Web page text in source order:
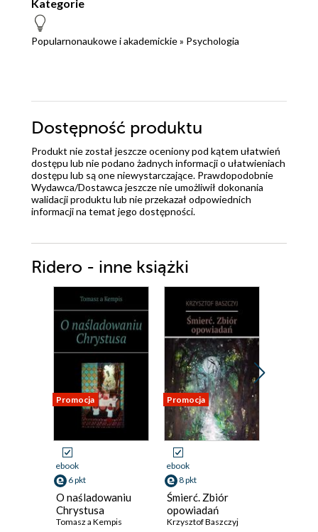
Kategorie
Popularnonaukowe i akademickie» Psychologia
Dostępność produktu
Produkt nie został jeszcze oceniony pod kątem ułatwień
dostępu lub nie podano żadnych informacji o ułatwieniach
dostępu lub są one niewystarczające. Prawdopodobnie
Wydawca/Dostawca jeszcze nie umożliwił dokonania
walidacji produktu lub nie przekazał odpowiednich
informacji na temat jego dostępności.
Ridero - inne książki
Promocja
ebook
6 pkt
O naśladowaniu
Chrystusa
Tomasz a Kempis
Promocja
ebook
8 pkt
Śmierć. Zbiór
opowiadań
Krzysztof Baszczyj